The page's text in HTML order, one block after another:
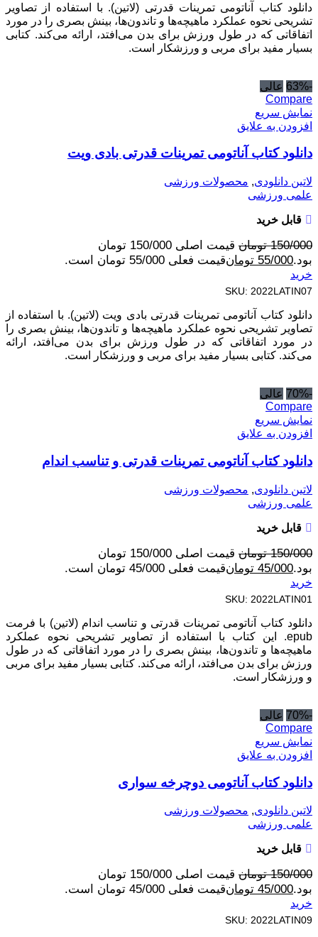
دانلود کتاب آناتومی تمرینات قدرتی (لاتین). با استفاده از تصاویر
تشریحی نحوه عملکرد ماهیچه‌ها و تاندون‌ها، بینش بصری را در مورد
اتفاقاتی که در طول ورزش برای بدن می‌افتد، ارائه می‌کند. کتابی
بسیار مفید برای مربی و ورزشکار است.
-63%
عالی
Compare
نمایش سریع
افزودن به علایق
دانلود کتاب آناتومی تمرینات قدرتی بادی ویت
لاتین دانلودی, محصولات ورزشی
علمی ورزشی
قابل خرید
150/000 تومان
قیمت اصلی 150/000 تومان
بود.55/000 تومانقیمت فعلی 55/000 تومان است.
خرید
SKU: 2022LATIN07
دانلود کتاب آناتومی تمرینات قدرتی بادی ویت (لاتین). با استفاده از
تصاویر تشریحی نحوه عملکرد ماهیچه‌ها و تاندون‌ها، بینش بصری را
در مورد اتفاقاتی که در طول ورزش برای بدن می‌افتد، ارائه
می‌کند. کتابی بسیار مفید برای مربی و ورزشکار است.
-70%
عالی
Compare
نمایش سریع
افزودن به علایق
دانلود کتاب آناتومی تمرینات قدرتی و تناسب اندام
لاتین دانلودی, محصولات ورزشی
علمی ورزشی
قابل خرید
150/000 تومان
قیمت اصلی 150/000 تومان
بود.45/000 تومانقیمت فعلی 45/000 تومان است.
خرید
SKU: 2022LATIN01
دانلود کتاب آناتومی تمرینات قدرتی و تناسب اندام (لاتین) با فرمت
epub. این کتاب با استفاده از تصاویر تشریحی نحوه عملکرد
ماهیچه‌ها و تاندون‌ها، بینش بصری را در مورد اتفاقاتی که در طول
ورزش برای بدن می‌افتد، ارائه می‌کند. کتابی بسیار مفید برای مربی
و ورزشکار است.
-70%
عالی
Compare
نمایش سریع
افزودن به علایق
دانلود کتاب آناتومی دوچرخه سواری
لاتین دانلودی, محصولات ورزشی
علمی ورزشی
قابل خرید
150/000 تومان
قیمت اصلی 150/000 تومان
بود.45/000 تومانقیمت فعلی 45/000 تومان است.
خرید
SKU: 2022LATIN09